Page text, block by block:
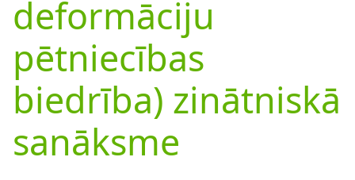
deformāciju
pētniecības
biedrība) zinātniskā
sanāksme